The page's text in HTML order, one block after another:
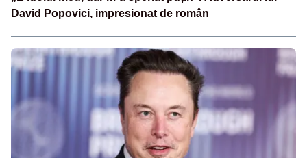
David Popovici, impresionat de român